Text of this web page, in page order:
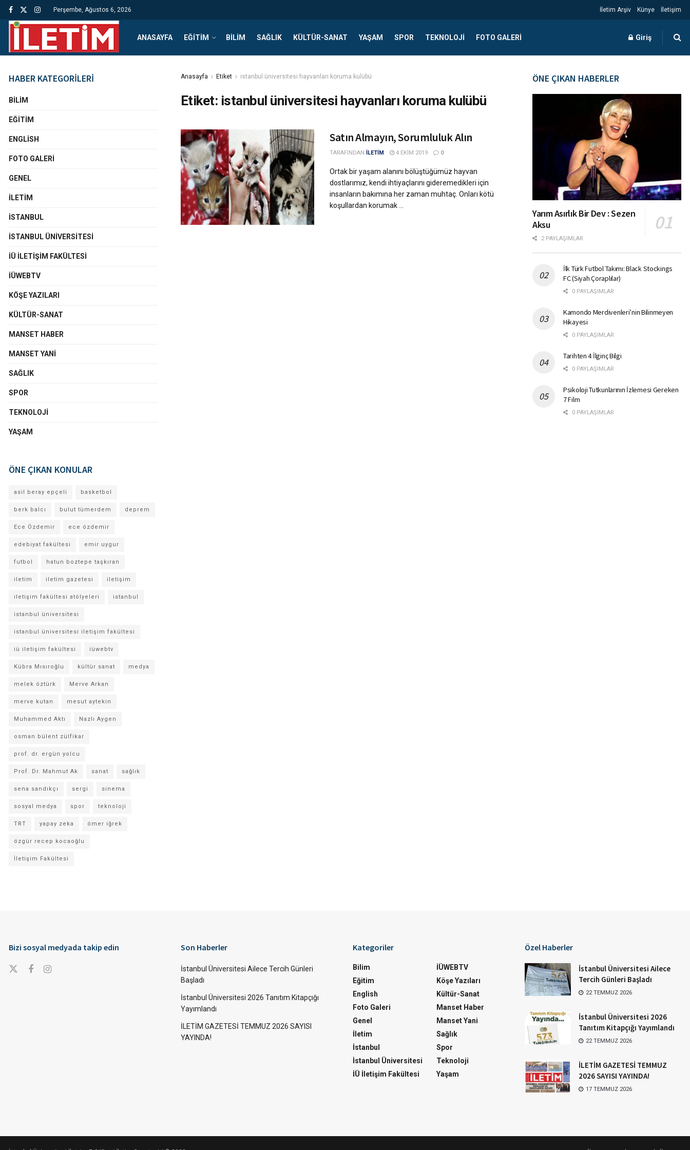
Perşembe, Ağustos 6, 2026 İletim Arşiv Künye İletişim
ANASAYFA EĞITIM BILIM SAĞLIK KÜLTÜR-SANAT YAŞAM SPOR TEKNOLOJI FOTO GALERI Giriş
Anasayfa Etiket istanbul üniversitesi hayvanları koruma kulübü
Etiket: istanbul üniversitesi hayvanları koruma kulübü
Satın Almayın, Sorumluluk Alın
TARAFINDAN İLETİM 4 EKIM 2019 0
Ortak bir yaşam alanını bölüştüğümüz hayvan
dostlarımız, kendi ihtiyaçlarını gideremedikleri için
insanların bakımına her zaman muhtaç. Onları kötü
koşullardan korumak ...
HABER KATEGORİLERİ
BILIM
EĞITIM
ENGLISH
FOTO GALERI
GENEL
İLETIM
İSTANBUL
İSTANBUL ÜNIVERSITESI
İÜ İLETIŞIM FAKÜLTESI
İÜWEBTV
KÖŞE YAZILARI
KÜLTÜR-SANAT
MANSET HABER
MANSET YANI
SAĞLIK
SPOR
TEKNOLOJI
YAŞAM
ÖNE ÇIKAN KONULAR
asil beray epçeli basketbol
berk balcı bulut tümerdem deprem
Ece Özdemir ece özdemir
edebiyat fakültesi emir uygur
futbol hatun boztepe taşkıran
iletim iletim gazetesi iletişim
iletişim fakültesi atölyeleri istanbul
istanbul üniversitesi
istanbul üniversitesi iletişim fakültesi
iü iletişim fakültesi iüwebtv
Kübra Mısıroğlu kültür sanat medya
melek öztürk Merve Arkan
merve kutan mesut aytekin
Muhammed Aktı Nazlı Aygen
osman bülent zülfikar
prof. dr. ergün yolcu
Prof. Dr. Mahmut Ak sanat sağlık
sena sandıkçı sergi sinema
sosyal medya spor teknoloji
TRT yapay zeka ömer iğrek
özgür recep kocaoğlu
İletişim Fakültesi
ÖNE ÇIKAN HABERLER
Yarım Asırlık Bir Dev : Sezen
Aksu
2 PAYLAŞIMLAR
İlk Türk Futbol Takımı: Black Stockings
FC (Siyah Çoraplılar)
0 PAYLAŞIMLAR
Kamondo Merdivenleri’nin Bilinmeyen
Hikayesi
0 PAYLAŞIMLAR
Tarihten 4 İlginç Bilgi
0 PAYLAŞIMLAR
Psikoloji Tutkunlarının İzlemesi Gereken
7 Film
0 PAYLAŞIMLAR
Bizi sosyal medyada takip edin Son Haberler
İstanbul Üniversitesi Ailece Tercih Günleri
Başladı
İstanbul Üniversitesi 2026 Tanıtım Kitapçığı
Yayımlandı
İLETİM GAZETESİ TEMMUZ 2026 SAYISI
YAYINDA!
Kategoriler
Bilim
Eğitim
English
Foto Galeri
Genel
İletim
İstanbul
İstanbul Üniversitesi
İÜ İletişim Fakültesi
İÜWEBTV
Köşe Yazıları
Kültür-Sanat
Manset Haber
Manset Yani
Sağlık
Spor
Teknoloji
Yaşam
Özel Haberler
İstanbul Üniversitesi Ailece
Tercih Günleri Başladı
22 TEMMUZ 2026
İstanbul Üniversitesi 2026
Tanıtım Kitapçığı Yayımlandı
22 TEMMUZ 2026
İLETİM GAZETESİ TEMMUZ
2026 SAYISI YAYINDA!
17 TEMMUZ 2026